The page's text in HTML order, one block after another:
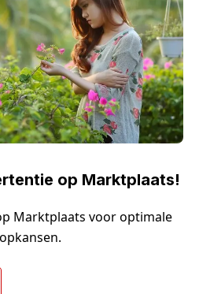
op Marktplaats!
Marktplaats voor optimale